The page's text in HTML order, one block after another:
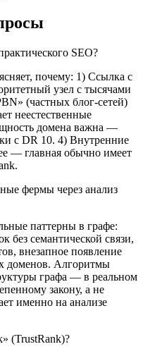
SEO?
почему: 1) Ссылка с
узел с тысячами
(частных блог-сетей)
неестественные
домена важна —
с DR 10. 4) Внутренние
— главная обычно имеет
фермы через анализ
паттерны в графе:
без семантической связи,
внезапное появление
доменов. Алгоритмы
графа — в реальном
закону, а не
именно на анализе
(TrustRank)?